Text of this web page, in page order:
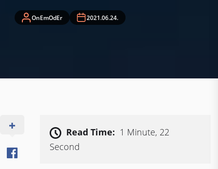
OnEmOdEr 2021.06.24.
Read Time: 1 Minute, 22
Second